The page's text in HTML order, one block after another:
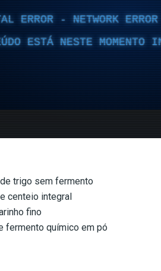
trigo sem fermento
centeio integral
fino
fermento químico em pó